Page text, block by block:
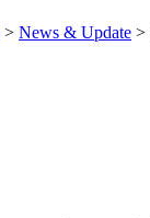
> News & Update >